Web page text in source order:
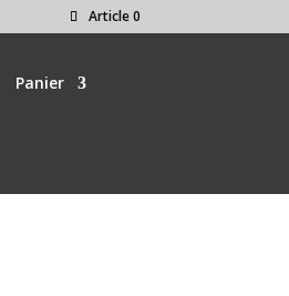
Article 0
Panier